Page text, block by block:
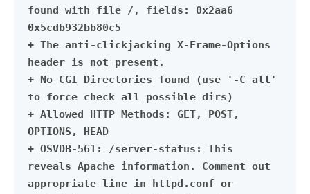
found with file /, fields: 0x2aa6
0x5cdb932bb80c5
+ The anti-clickjacking X-Frame-Options
header is not present.
+ No CGI Directories found (use '-C all'
to force check all possible dirs)
+ Allowed HTTP Methods: GET, POST,
OPTIONS, HEAD
+ OSVDB-561: /server-status: This
reveals Apache information. Comment out
appropriate line in httpd.conf or